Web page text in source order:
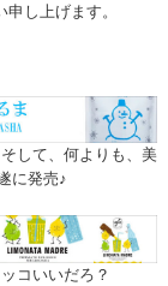
し上げます。
して、何よりも、美
に発売♪
コいいだろ？